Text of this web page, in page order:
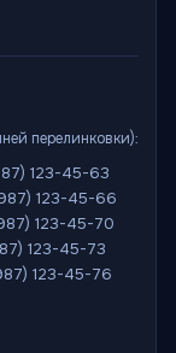
перелинковки):
123-45-63
123-45-66
123-45-70
123-45-73
123-45-76